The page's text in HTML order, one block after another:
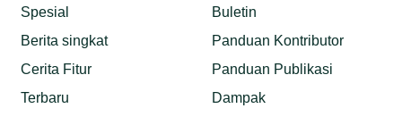
Spesial
Berita singkat
Cerita Fitur
Terbaru
Buletin
Panduan Kontributor
Panduan Publikasi
Dampak